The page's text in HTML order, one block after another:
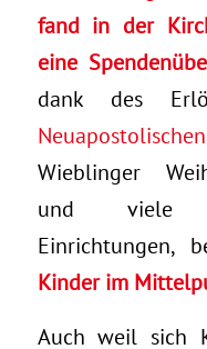
fand in der
eine
dank des
Wieblinger
und viele
Einrichtungen,
Kinder im
Auch weil sich